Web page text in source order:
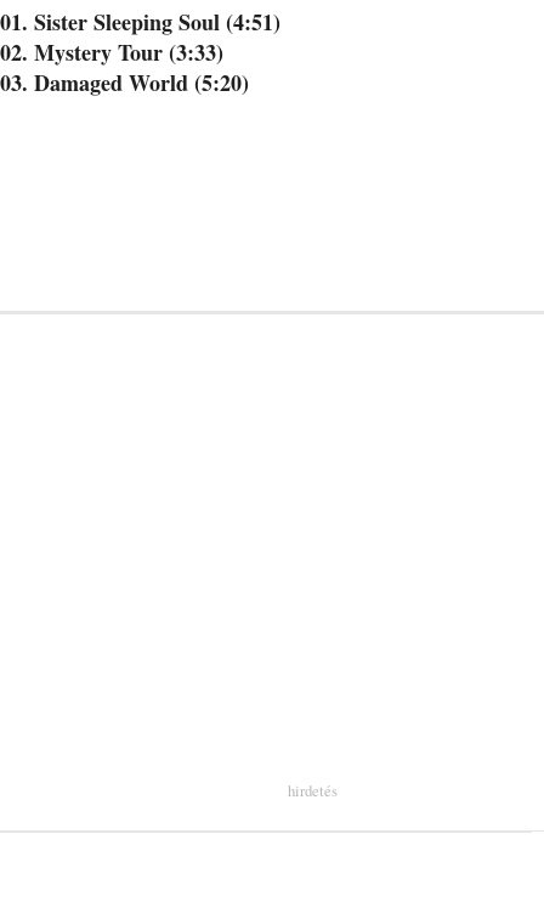
01. Sister Sleeping Soul (4:51)
02. Mystery Tour (3:33)
03. Damaged World (5:20)